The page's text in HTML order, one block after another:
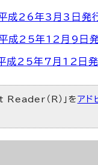
平成26年3月3日発
平成25年12月9日
平成25年7月12日
（R）」をアド